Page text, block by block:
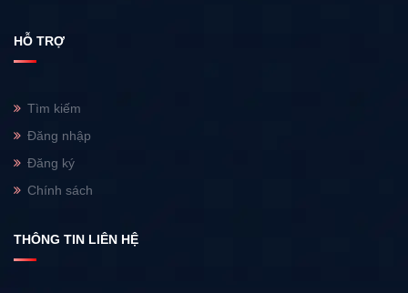
HỖ TRỢ
Tìm kiếm
Đăng nhập
Đăng ký
Chính sách
THÔNG TIN LIÊN HỆ